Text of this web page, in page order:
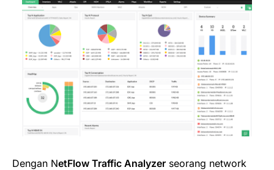
Dengan NetFlow Traffic Analyzer seorang network